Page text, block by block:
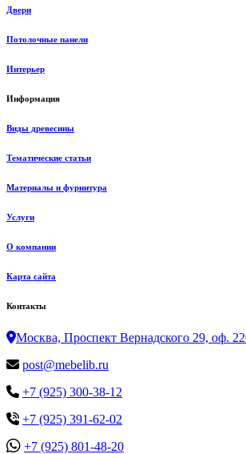
Двери
Потолочные панели
Интерьер
Информация
Виды древесины
Тематические статьи
Материалы и фурнитура
Услуги
О компании
Карта сайта
Контакты
Москва, Проспект Вернадского 29, оф.
post@mebelib.ru
+7 (925) 300-38-12
+7 (925) 391-62-02
+7 (925) 801-48-20